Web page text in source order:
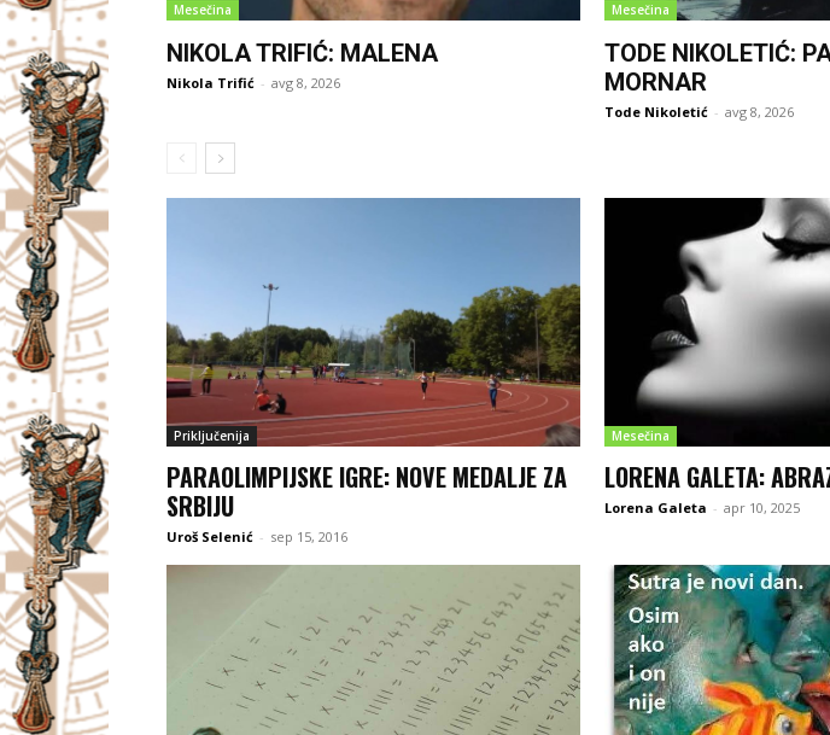
Mesečina
NIKOLA TRIFIĆ: MALENA
Nikola Trifić - avg 8, 2026
Mesečina
TODE NIKOLETIĆ:
MORNAR
Tode Nikoletić - avg 8, 2026
Priključenija
PARAOLIMPIJSKE IGRE: NOVE MEDALJE ZA
SRBIJU
Uroš Selenić - sep 15, 2016
Mesečina
LORENA GALETA:
Lorena Galeta - apr 10, 2025